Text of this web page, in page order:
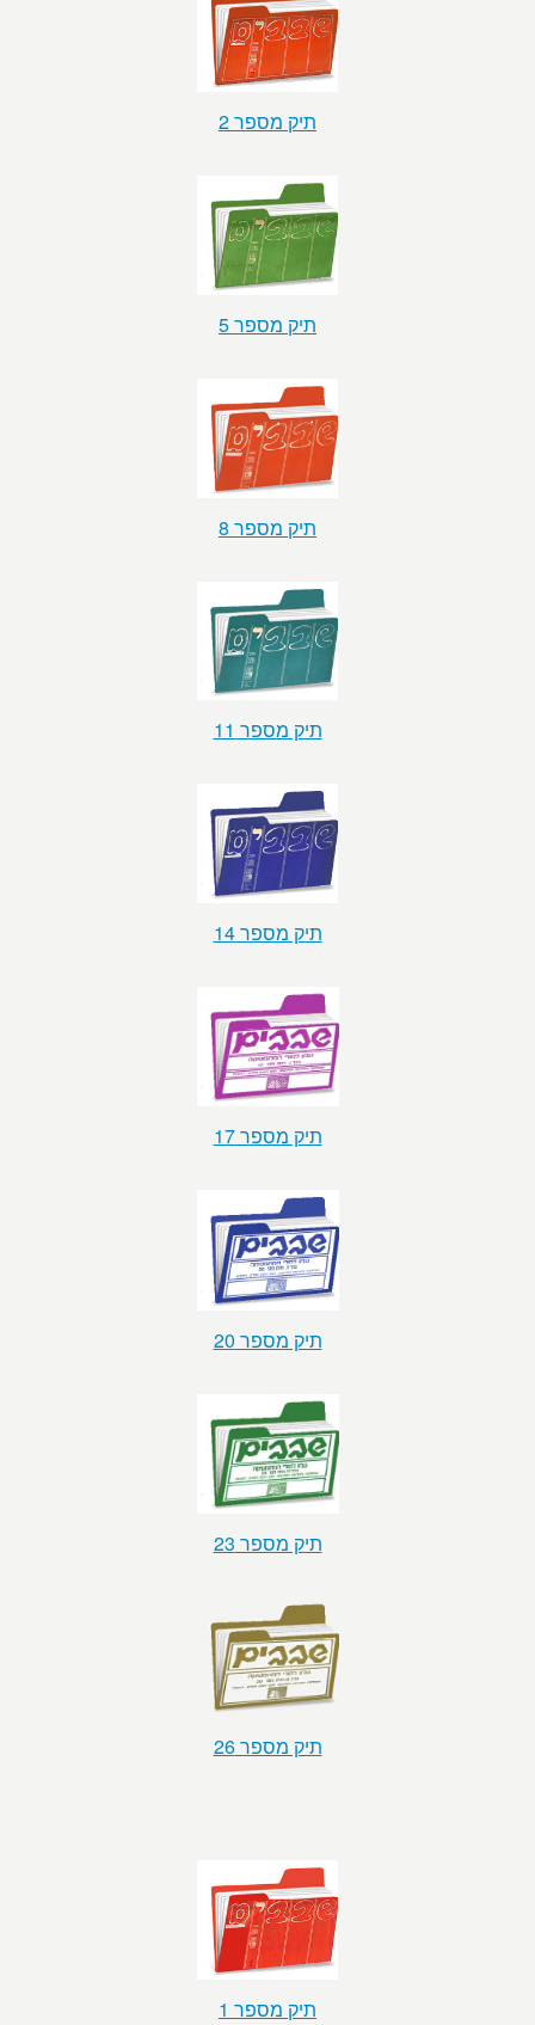
תיק מספר 2
תיק מספר 5
תיק מספר 8
תיק מספר 11
תיק מספר 14
תיק מספר 17
תיק מספר 20
תיק מספר 23
תיק מספר 26
תיק מספר 1